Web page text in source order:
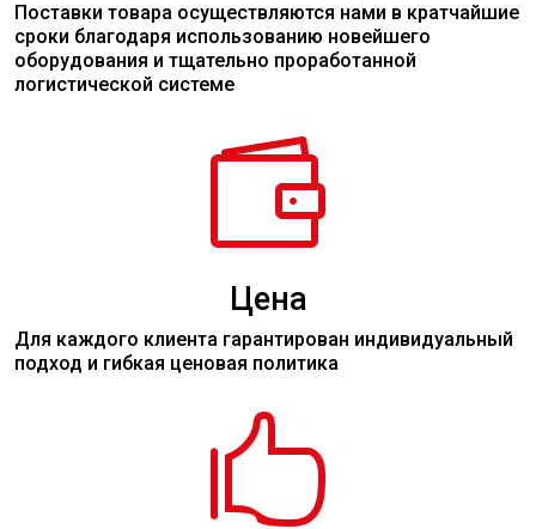
Поставки товара осуществляются нами в кратчайшие
сроки благодаря использованию новейшего
оборудования и тщательно проработанной
логистической системе

Цена
Для каждого клиента гарантирован индивидуальный
подход и гибкая ценовая политика
